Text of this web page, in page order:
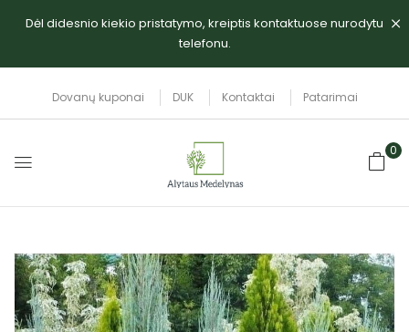
Dėl didesnio kiekio pristatymo, kreiptis kontaktuose nurodytu
telefonu.
Dovanų kuponai DUK Kontaktai Patarimai
0